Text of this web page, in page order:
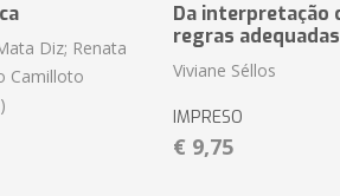
Diz; Renata
Camilloto
Da interpretação
regras
Viviane Séllos
IMPRESO
€ 9,75